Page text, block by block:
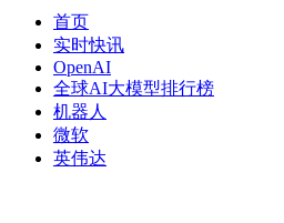
首页
实时快讯
OpenAI
全球AI大模型排行榜
机器人
微软
英伟达